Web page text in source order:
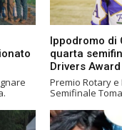
Ippodromo di
quarta
Drivers
Premio Rotary
Semifinale